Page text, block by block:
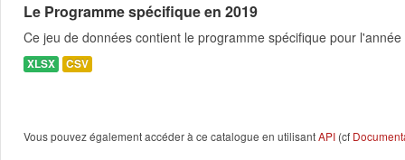
Le Programme spécifique en 2019
Ce jeu de données contient le programme spécifique pour
XLSX CSV
Vous pouvez également accéder à ce catalogue en utilisantAPI (cf